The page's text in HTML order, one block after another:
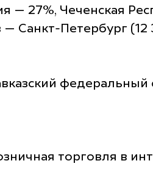
27%, Чеченская
Санкт-Петербург (12
федеральный
торговля в